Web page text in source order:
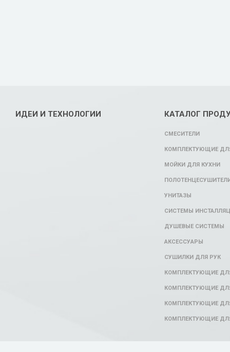
ИДЕИ И ТЕХНОЛОГИИ КАТАЛОГ
СМЕСИТЕЛИ
КОМПЛЕКТУЮЩИЕ
МОЙКИ ДЛЯ КУХНИ
УНИТАЗЫ
СИСТЕМЫ
ДУШЕВЫЕ СИСТЕМЫ
АКСЕССУАРЫ
СУШИЛКИ ДЛЯ РУК
КОМПЛЕКТУЮЩИЕ
КОМПЛЕКТУЮЩИЕ
КОМПЛЕКТУЮЩИЕ
КОМПЛЕКТУЮЩИЕ